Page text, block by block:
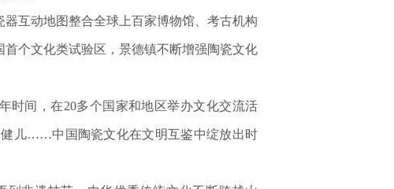
互动地图整合全球上百家博物馆、考古机构
个文化类试验区，景德镇不断增强陶瓷文化
间，在20多个国家和地区举办文化交流活
儿……中国陶瓷文化在文明互鉴中绽放出时